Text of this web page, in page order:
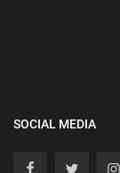
SOCIAL MEDIA